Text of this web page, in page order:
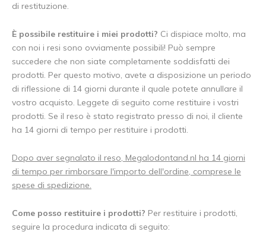
di restituzione.
È possibile restituire i miei prodotti? Ci dispiace molto, ma
con noi i resi sono ovviamente possibili! Può sempre
succedere che non siate completamente soddisfatti dei
prodotti. Per questo motivo, avete a disposizione un periodo
di riflessione di 14 giorni durante il quale potete annullare il
vostro acquisto. Leggete di seguito come restituire i vostri
prodotti. Se il reso è stato registrato presso di noi, il cliente
ha 14 giorni di tempo per restituire i prodotti.
Dopo aver segnalato il reso, Megalodontand.nl ha 14 giorni
di tempo per rimborsare l'importo dell'ordine, comprese le
spese di spedizione.
Come posso restituire i prodotti? Per restituire i prodotti,
seguire la procedura indicata di seguito: